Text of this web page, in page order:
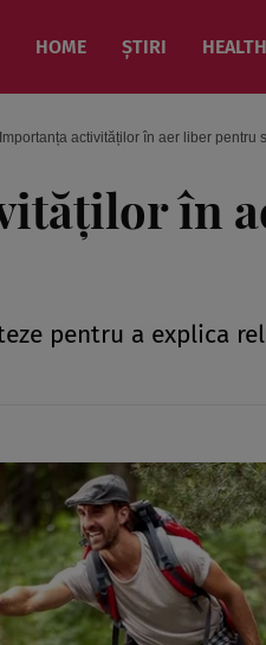
HOME ȘTIRI HEALTH
Importanța activităților în aer liber pentru
în
pentru a explica